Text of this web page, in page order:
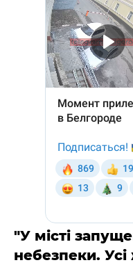
"У місті
небезпеки.